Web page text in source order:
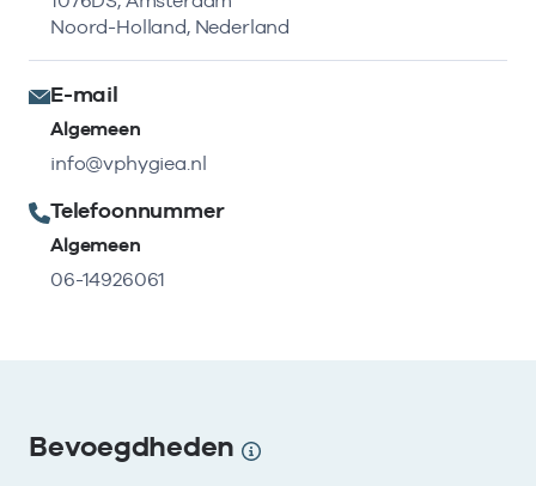
Noord-Holland, Nederland
E-mail
Algemeen
info@vphygiea.nl
Telefoonnummer
Algemeen
06-14926061
Bevoegdheden